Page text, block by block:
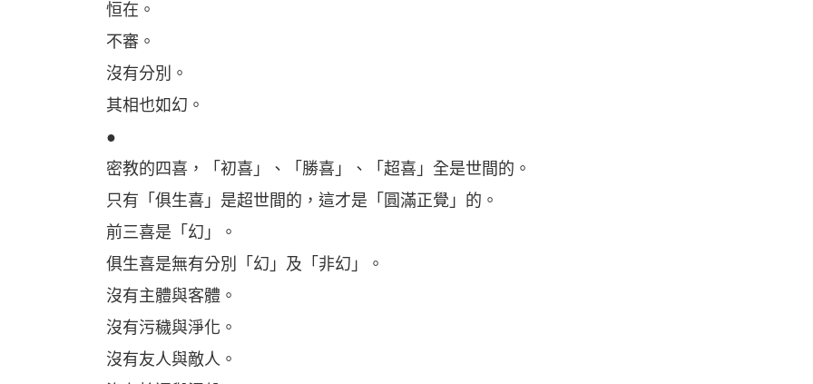
恒在。
不審。
沒有分別。
其相也如幻。
●
密教的四喜，「初喜」、「勝喜」、「超喜」全是世間的。
只有「俱生喜」是超世間的，這才是「圓滿正覺」的。
前三喜是「幻」。
俱生喜是無有分別「幻」及「非幻」。
沒有主體與客體。
沒有污穢與淨化。
沒有友人與敵人。